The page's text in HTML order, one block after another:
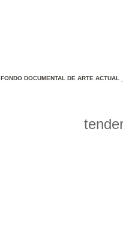
FONDO DOCUMENTAL DE ARTE